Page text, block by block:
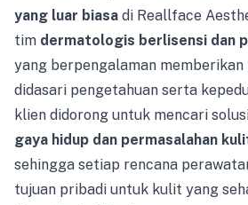
yang luar biasa di Reallface
tim dermatologis berlisensi dan
yang berpengalaman memberikan
didasari pengetahuan serta
klien didorong untuk mencari
gaya hidup dan permasalahan
sehingga setiap rencana
tujuan pribadi untuk kulit yang